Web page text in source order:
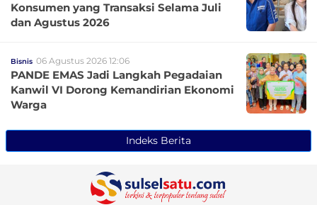
Konsumen yang Transaksi Selama Juli
dan Agustus 2026
Bisnis 06 Agustus 2026 12:06
PANDE EMAS Jadi Langkah Pegadaian
Kanwil VI Dorong Kemandirian Ekonomi
Warga
Indeks Berita